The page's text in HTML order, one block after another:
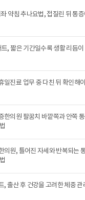
약침 추나요법, 접질린 뒤 통증
, 짧은 기간일수록 생활 리듬이
일진료 업무 중 다친 뒤 확인해
한의원 팔꿈치 바깥쪽과 안쪽
의원, 틀어진 자세와 반복되는
, 출산 후 건강을 고려한 체중 관